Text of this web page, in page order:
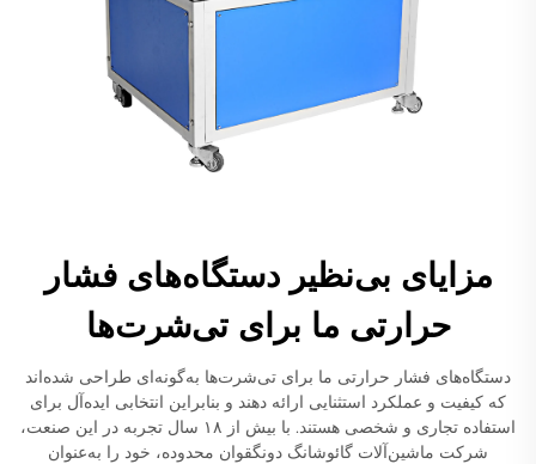
مزایای بی‌نظیر دستگاه‌های فشار
حرارتی ما برای تی‌شرت‌ها
دستگاه‌های فشار حرارتی ما برای تی‌شرت‌ها به‌گونه‌ای طراحی شده‌اند
که کیفیت و عملکرد استثنایی ارائه دهند و بنابراین انتخابی ایده‌آل برای
استفاده تجاری و شخصی هستند. با بیش از ۱۸ سال تجربه در این صنعت،
شرکت ماشین‌آلات گائوشانگ دونگقوان محدوده، خود را به‌عنوان